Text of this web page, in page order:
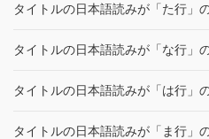
タイトルの日本語読みが「た行」
タイトルの日本語読みが「な行」
タイトルの日本語読みが「は行」
タイトルの日本語読みが「ま行」